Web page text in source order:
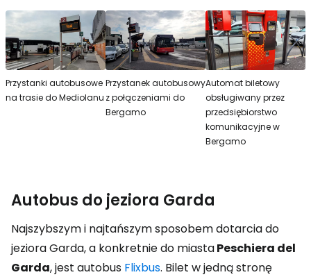
Przystanki autobusowe
na trasie do Mediolanu
Przystanek autobusowy
z połączeniami do
Bergamo
Automat biletowy
obsługiwany przez
przedsiębiorstwo
komunikacyjne w
Bergamo
Autobus do jeziora Garda
Najszybszym i najtańszym sposobem dotarcia do
jeziora Garda, a konkretnie do miastaPeschiera del
Garda, jest autobus Flixbus. Bilet w jedną stronę